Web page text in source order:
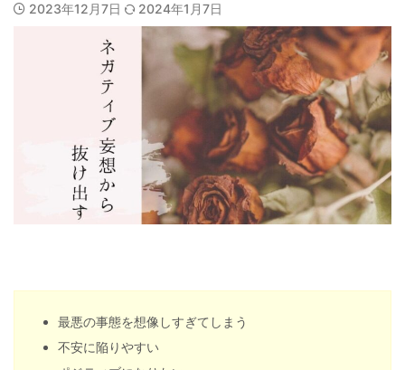
2023年12月7日 2024年1月7日
最悪の事態を想像しすぎてしまう
不安に陥りやすい